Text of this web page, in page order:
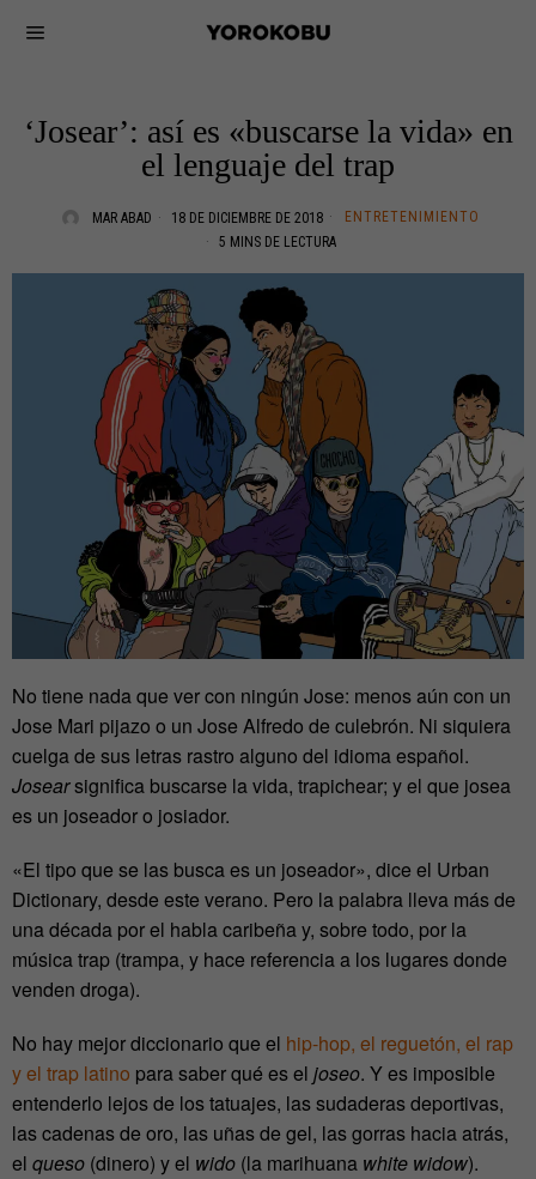
‘Josear’: así es «buscarse la vida» en
el lenguaje del trap
MAR ABAD 18 DE DICIEMBRE DE 2018
ENTRETENIMIENTO
5 MINS DE LECTURA
No tiene nada que ver con ningún Jose: menos aún con un
Jose Mari pijazo o un Jose Alfredo de culebrón. Ni siquiera
cuelga de sus letras rastro alguno del idioma español.
Josearsignifica buscarse la vida, trapichear; y el que josea
es un joseador o josiador.
«El tipo que se las busca es un joseador», dice el Urban
Dictionary, desde este verano. Pero la palabra lleva más de
una década por el habla caribeña y, sobre todo, por la
música trap (trampa, y hace referencia a los lugares donde
venden droga).
No hay mejor diccionario que el hip-hop, el reguetón, el rap
y el trap latino para saber qué es el joseo. Y es imposible
entenderlo lejos de los tatuajes, las sudaderas deportivas,
las cadenas de oro, las uñas de gel, las gorras hacia atrás,
el queso (dinero) y el wido (la marihuana white widow).